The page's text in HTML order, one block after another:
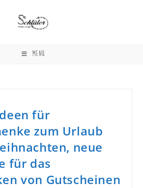
MENÜ
für
zum Urlaub
neue
für das
von Gutscheinen